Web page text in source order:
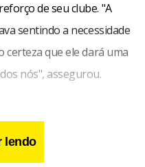
de seu clube. "A
sentindo a necessidade
certeza que ele dará uma
nós", assegurou.
lendo